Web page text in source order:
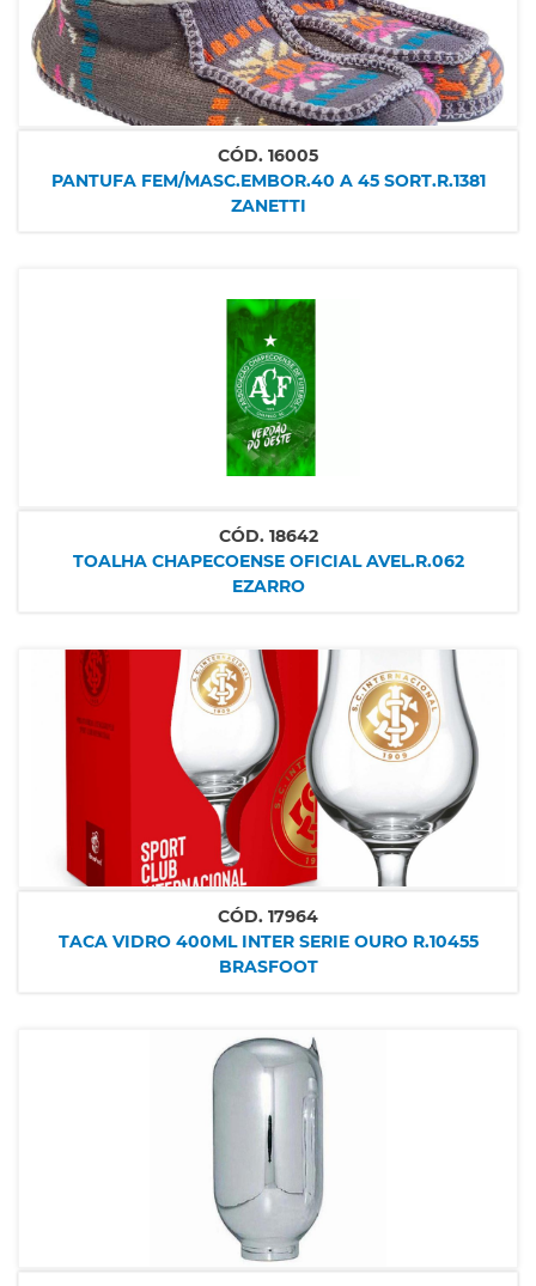
CÓD. 16005
PANTUFA FEM/MASC.EMBOR.40 A 45 SORT.R.1381
ZANETTI
CÓD. 18642
TOALHA CHAPECOENSE OFICIAL AVEL.R.062
EZARRO
CÓD. 17964
TACA VIDRO 400ML INTER SERIE OURO R.10455
BRASFOOT